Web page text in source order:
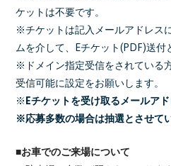
ケットは不要です。
※チケットは記入メールアドレス
ムを介して、Eチケット(PDF)送付
※ドメイン指定受信をされている
受信可能に設定をお願いします。
※ Eチケットを受け取るメールア
※応募多数の場合は抽選とさせて
■お車でのご来場について